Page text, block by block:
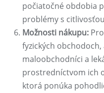
počiatočné obdobia
problémy s
Možnosti nákupu:
fyzických
maloobchodníci a
prostredníctvom ich
ktorá ponúka